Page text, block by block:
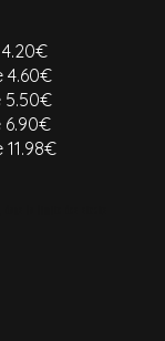
4.60€
5.50€
6.90€
11.98€